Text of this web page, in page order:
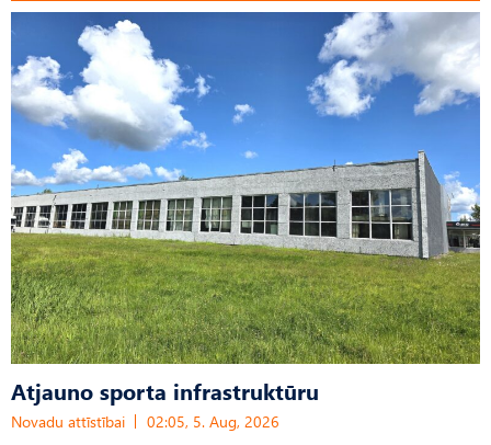
Atjauno sporta infrastruktūru
Novadu attīstībai 02:05, 5. Aug, 2026